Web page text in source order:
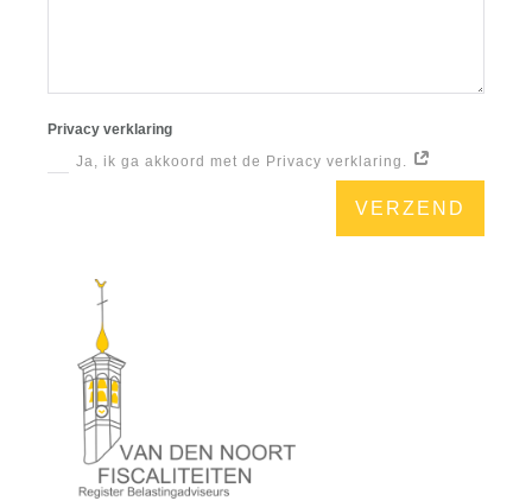
Privacy verklaring
Ja, ik ga akkoord met de Privacy verklaring.
VERZEND